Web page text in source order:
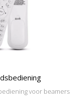
voor beamers